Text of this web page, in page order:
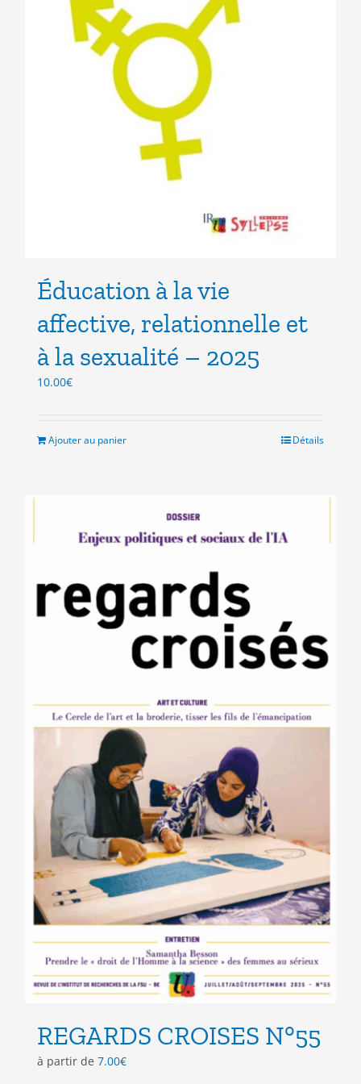
Éducation à la vie
affective, relationnelle et
à la sexualité – 2025
10.00€
Ajouter au panier Détails
REGARDS CROISES N°55
à partir de 7.00€